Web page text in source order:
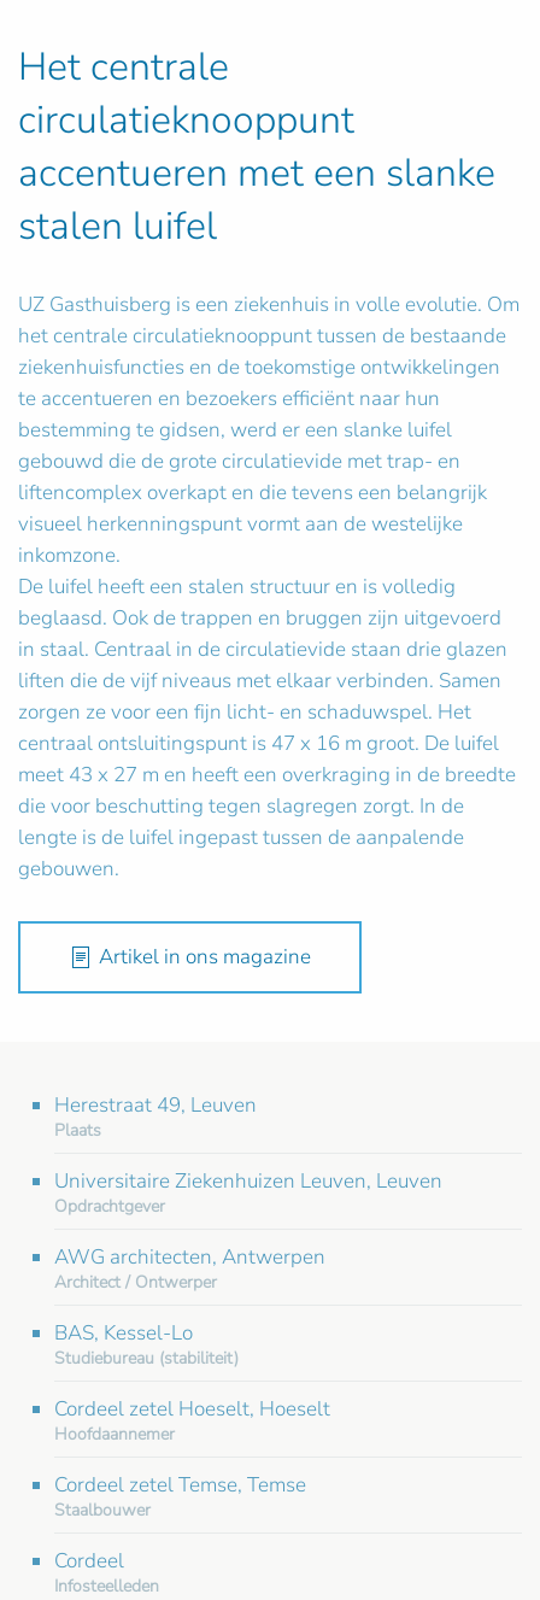
Het centrale
circulatieknooppunt
accentueren met een slanke
stalen luifel
UZ Gasthuisberg is een ziekenhuis in volle evolutie. Om
het centrale circulatieknooppunt tussen de bestaande
ziekenhuisfuncties en de toekomstige ontwikkelingen
te accentueren en bezoekers efficiënt naar hun
bestemming te gidsen, werd er een slanke luifel
gebouwd die de grote circulatievide met trap- en
liftencomplex overkapt en die tevens een belangrijk
visueel herkenningspunt vormt aan de westelijke
inkomzone.
De luifel heeft een stalen structuur en is volledig
beglaasd. Ook de trappen en bruggen zijn uitgevoerd
in staal. Centraal in de circulatievide staan drie glazen
liften die de vijf niveaus met elkaar verbinden. Samen
zorgen ze voor een fijn licht- en schaduwspel. Het
centraal ontsluitingspunt is 47 x 16 m groot. De luifel
meet 43 x 27 m en heeft een overkraging in de breedte
die voor beschutting tegen slagregen zorgt. In de
lengte is de luifel ingepast tussen de aanpalende
gebouwen.
Artikel in ons magazine
Herestraat 49, Leuven
Plaats
Universitaire Ziekenhuizen Leuven, Leuven
Opdrachtgever
AWG architecten, Antwerpen
Architect / Ontwerper
BAS, Kessel-Lo
Studiebureau (stabiliteit)
Cordeel zetel Hoeselt, Hoeselt
Hoofdaannemer
Cordeel zetel Temse, Temse
Staalbouwer
Cordeel
Infosteelleden